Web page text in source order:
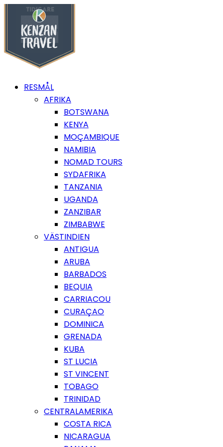
RESMÅL
AFRIKA
BOTSWANA
KENYA
MOÇAMBIQUE
NAMIBIA
NOMAD TOURS
SYDAFRIKA
TANZANIA
UGANDA
ZANZIBAR
ZIMBABWE
VÄSTINDIEN
ANTIGUA
ARUBA
BARBADOS
BEQUIA
CARRIACOU
CURAÇAO
DOMINICA
GRENADA
KUBA
ST LUCIA
ST VINCENT
TOBAGO
TRINIDAD
CENTRALAMERIKA
COSTA RICA
NICARAGUA